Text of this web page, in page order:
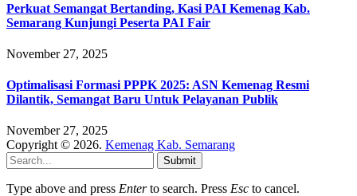
Perkuat Semangat Bertanding, Kasi PAI Kemenag Kab.
Semarang Kunjungi Peserta PAI Fair
November 27, 2025
Optimalisasi Formasi PPPK 2025: ASN Kemenag Resmi
Dilantik, Semangat Baru Untuk Pelayanan Publik
November 27, 2025
Copyright © 2026. Kemenag Kab. Semarang
Submit
Type above and press Enterto search. Press Esc to cancel.